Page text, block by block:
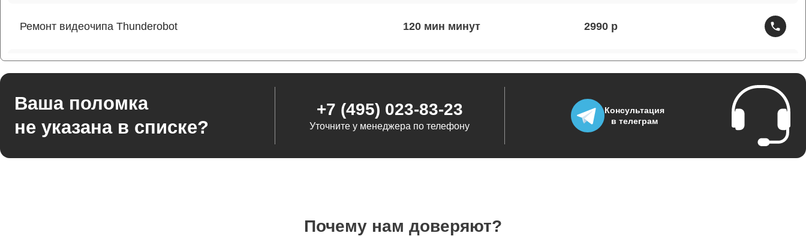
Ремонт видеочипа Thunderobot 120 мин 2990
Ремонт разъема питания Thunderobot 60 мин 1430
60 мин 1950
Ваша поломка
не указана в списке?
+7 (495) 023-83-23
Уточните у менеджера по телефону
Консультация
в телеграм
Почему нам доверяют?